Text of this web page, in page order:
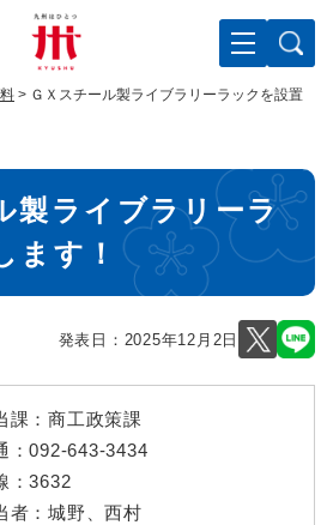
> ＧＸスチール製ライブラリーラックを設置
製ライブラリーラ
ます！
発表日： 2025年12月2日
課： 商工政策課
：092-643-3434
：3632
者： 城野、西村